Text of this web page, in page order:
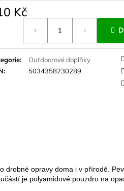
Kč
:
Outdoorové doplňky
: 5034358230289
drobné opravy doma i v přírodě.
je polyamidové pouzdro na